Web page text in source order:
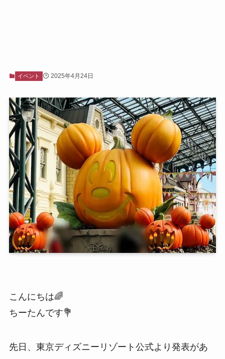
イベント 2025年4月24日
こんにちは🌈
ちーたんです💐
先日、東京ディズニーリゾート公式より発表があ